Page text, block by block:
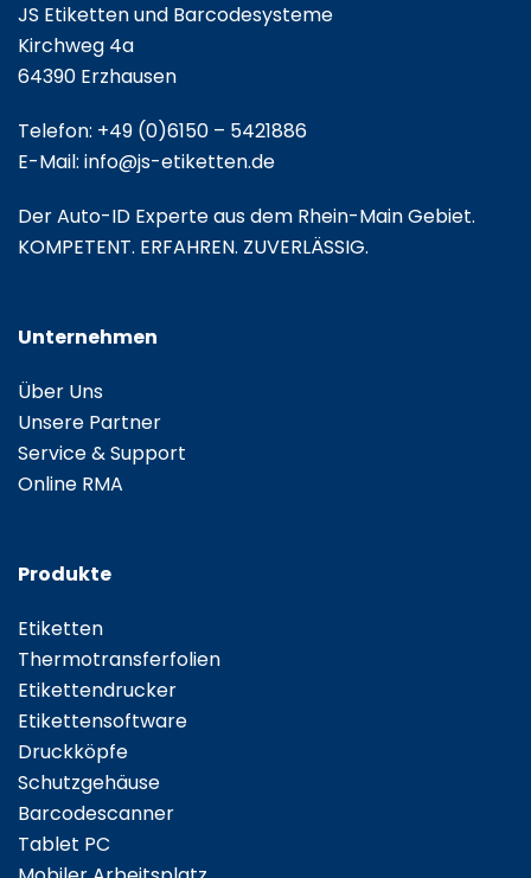
JS Etiketten und Barcodesysteme
Kirchweg 4a
64390 Erzhausen
Telefon: +49 (0)6150 – 5421886
E-Mail: info@js-etiketten.de
Der Auto-ID Experte aus dem Rhein-Main Gebiet.
KOMPETENT. ERFAHREN. ZUVERLÄSSIG.
Unternehmen
Über Uns
Unsere Partner
Service & Support
Online RMA
Produkte
Etiketten
Thermotransferfolien
Etikettendrucker
Etikettensoftware
Druckköpfe
Schutzgehäuse
Barcodescanner
Tablet PC